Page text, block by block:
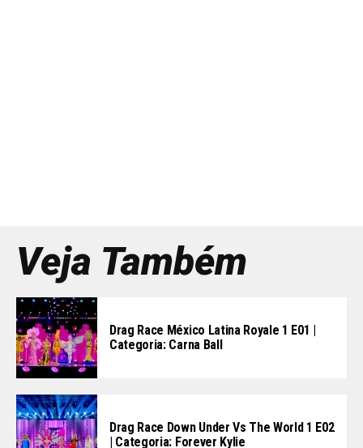
Veja Também
Drag Race México Latina Royale 1 E01 |
Categoria: Carna Ball
Drag Race Down Under Vs The World 1 E02
| Categoria: Forever Kylie